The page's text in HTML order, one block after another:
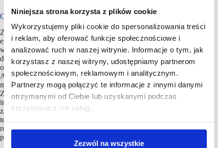
Niniejsza strona korzysta z plików cookie
Wykorzystujemy pliki cookie do spersonalizowania treści
i reklam, aby oferować funkcje społecznościowe i
analizować ruch w naszej witrynie. Informacje o tym, jak
korzystasz z naszej witryny, udostępniamy partnerom
społecznościowym, reklamowym i analitycznym.
Partnerzy mogą połączyć te informacje z innymi danymi
otrzymanymi od Ciebie lub uzyskanymi podczas
korzystania z ich usług.
Zezwól na wszystkie
O Zalando
Zalando (https://corporate.zalando.com) jest jedną z wiodących
europejskich platform modowych i lifestylowych. Założona
w Berlinie w 2008 roku dostarcza pełen asortyment modowy
do ponad 49 milionów klientów na 25 rynkach, oferując
odzież, obuwie, akcesoria oraz produkty kosmetyczne.
Asortyment obejmuje szerokie spektrum międzynarodowych
marek zarówno znanych na całym świecie, jak i lokalnych.
Zalando to platforma pierwszego wyboru dla poszukujących
inspiracji, innowacji i interaktywnego doświadczenia
zakupowego. Jako najmocniej związana z modą firma
technologiczna w Europie, nieustannie opracowuje cyfrowe
rozwiązania dla każdego etapu modowej podróży klientów,
partnerów i innych współtwórców historii Zalando.